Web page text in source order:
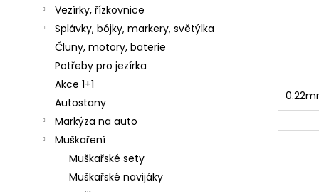
Vezírky, řízkovnice
Splávky, bójky, markery, světýlka
Čluny, motory, baterie
Potřeby pro jezírka
Akce 1+1
Autostany
Markýza na auto
Muškaření
Muškařské sety
Muškařské navijáky
Následující
SURETTI
ZÁVĚSNÉ
OLOVO
HRUŠKA
S
OBRATLÍKEM
3G
250G
7
Kč
SURETTI
ZÁVĚSNÉ
OLOVO